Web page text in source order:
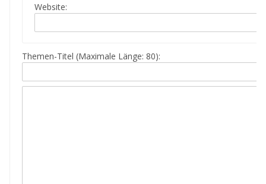
Website:
Themen-Titel (Maximale Länge: 80):